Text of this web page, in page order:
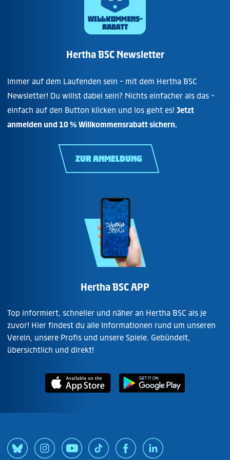
Hertha BSC Newsletter
Immer auf dem Laufenden sein - mit dem Hertha BSC
Newsletter! Du willst dabei sein? Nichts einfacher als das -
einfach auf den Button klicken und los geht es! Jetzt
anmelden und 10 % Willkommensrabatt sichern.
ZUR ANMELDUNG
Hertha BSC APP
Top informiert, schneller und näher an Hertha BSC als je
zuvor! Hier findest du alle Informationen rund um unseren
Verein, unsere Profis und unsere Spiele. Gebündelt,
übersichtlich und direkt!